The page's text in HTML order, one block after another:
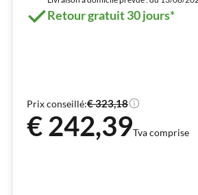
Retour gratuit 30 jours*
Prix conseillé:€ 323,18
€ 242,39Tva comprise